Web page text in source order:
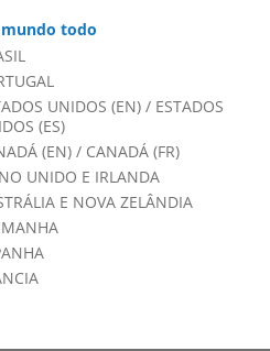
todo
UNIDOS (EN)/ ESTADOS
(ES)
(EN)/ CANADÁ (FR)
UNIDO E IRLANDA
E NOVA ZELÂNDIA